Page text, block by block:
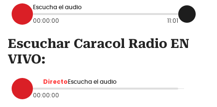
Escucha el audio
00:00:00 11:01
Escuchar Caracol Radio EN
VIVO:
Directo Escucha el audio
00:00:00